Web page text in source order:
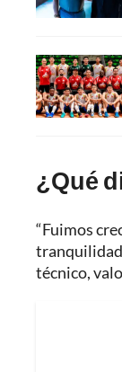
¿Qué
“Fuimos
tranquilidad
técnico,